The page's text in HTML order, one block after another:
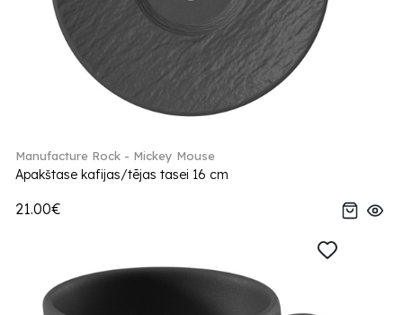
Manufacture Rock - Mickey Mouse
Apakštase kafijas/tējas tasei 16 cm
21.00€